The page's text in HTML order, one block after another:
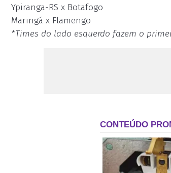
Ypiranga-RS x Botafogo
Maringá x Flamengo
*Times do lado esquerdo fazem o